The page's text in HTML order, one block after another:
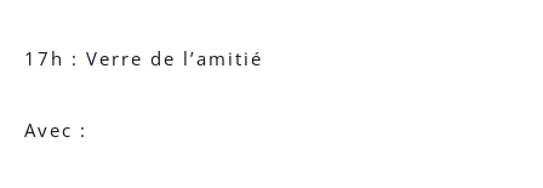
17h : Verre de l’amitié
Avec :